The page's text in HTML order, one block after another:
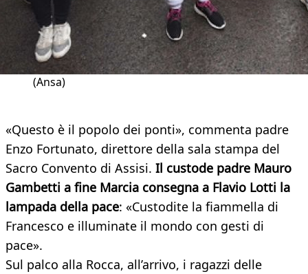
(Ansa)
«Questo è il popolo dei ponti», commenta padre
Enzo Fortunato, direttore della sala stampa del
Sacro Convento di Assisi. Il custode padre Mauro
Gambetti a fine Marcia consegna a Flavio Lotti la
lampada della pace: «Custodite la fiammella di
Francesco e illuminate il mondo con gesti di
pace».
Sul palco alla Rocca, all’arrivo, i ragazzi delle